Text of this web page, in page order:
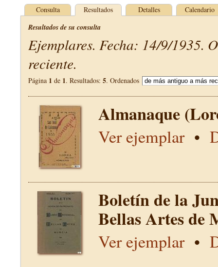
Consulta Resultados Detalles Calendario
Resultados de su consulta
Ejemplares. Fecha: 14/9/1935.
reciente.
Página 1 de 1. Resultados: 5. Ordenados
Almanaque
Ver ejemplar•
Boletín de la
Bellas Artes
Ver ejemplar•